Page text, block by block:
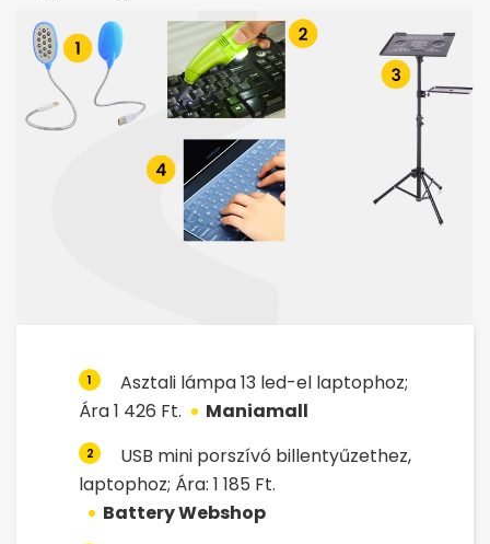
1
Asztali lámpa 13 led-el laptophoz;
Ára 1 426 Ft.
Maniamall
2
USB mini porszívó billentyűzethez,
laptophoz; Ára: 1 185 Ft.
Battery Webshop